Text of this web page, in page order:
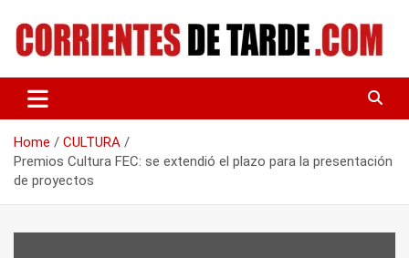
content
CORRIENTES DE TARDE
Home
CULTURA
Premios Cultura FEC: se extendió el plazo para la presentación
de proyectos